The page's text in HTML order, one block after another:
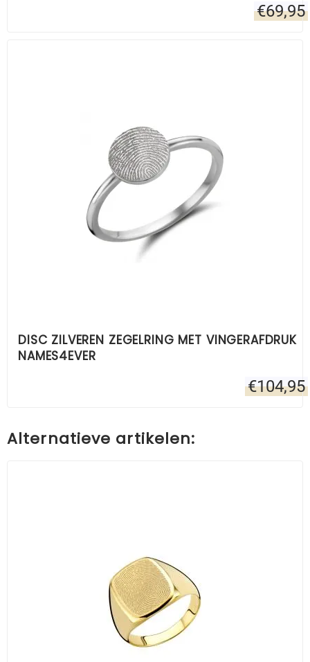
€69,95
DISC ZILVEREN ZEGELRING MET VINGERAFDRUK
NAMES4EVER
€104,95
Alternatieve artikelen: